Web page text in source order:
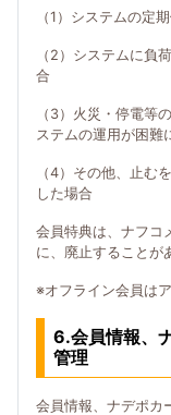
（1）システムの定
（2）システムに負
合
（3）火災・停電等
ステムの運用が困難
（4）その他、止む
した場合
会員特典は、ナフコ
に、廃止することが
※オフライン会員は
6.会員情報、
管理
会員情報、ナデポカ